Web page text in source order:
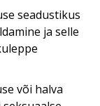
seadustikus
ja selle
või halva